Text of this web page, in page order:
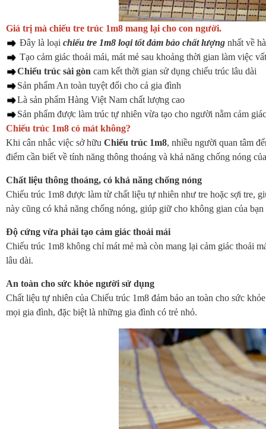
Giá trị mà chiếu tre trúc 1m8 mang lại cho con người.
Đây là loại chiếu tre 1m8 loại tốt đảm bảo chất lượng nhất về
Tạo cảm giác thoải mái, mát mẻ sau khoảng thời gian làm việc
Chiếu trúc sài gòn cam kết thời gian sử dụng chiếu trúc lâu dài
Sản phẩm An toàn tuyệt đối cho cả gia đình
Là sản phẩm Hàng Việt Nam chất lượng cao
Sản phẩm được làm trúc tự nhiên vừa tạo cho người nằm cảm
Chiếu trúc 1m8 có mát không?
Khi cân nhắc việc sở hữu Chiếu trúc 1m8, nhiều người quan tâm
điểm cần biết về tính năng thông thoáng và khả năng chống nóng
Chất liệu thông thoáng, có khả năng chống nóng
Chiếu trúc 1m8 được làm từ chất liệu tự nhiên như tre hoặc sợi tre,
này cũng có khả năng chống nóng, giúp giữ cho không gian của
Độ cứng vừa phải tạo cảm giác thoải mái
Chiếu trúc 1m8 không chỉ mát mẻ mà còn mang lại cảm giác thoải
lâu dài.
An toàn cho sức khỏe người sử dụng
Chất liệu tự nhiên của Chiếu trúc 1m8 đảm bảo an toàn cho sức
mọi gia đình, đặc biệt là những gia đình có trẻ nhỏ.